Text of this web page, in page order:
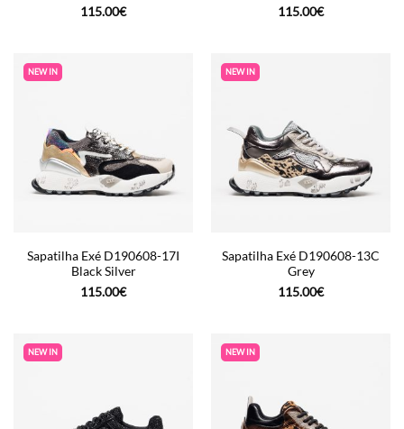
115.00€
115.00€
NEW IN
Sapatilha Exé D190608-17I
Black Silver
115.00€
NEW IN
Sapatilha Exé D190608-13C
Grey
115.00€
NEW IN NEW IN